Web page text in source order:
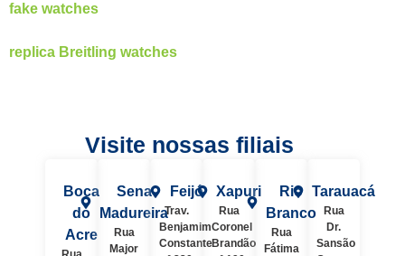
fake watches
replica Breitling watches
Visite nossas filiais
Boca
do
Acre
Sena
Madureira
Rua
Major
Feijó
Trav.
Benjamim
Constante
Xapuri
Rua
Coronel
Brandão
Rio
Branco
Rua
Fátima
Tarauacá
Rua
Dr.
Sansão